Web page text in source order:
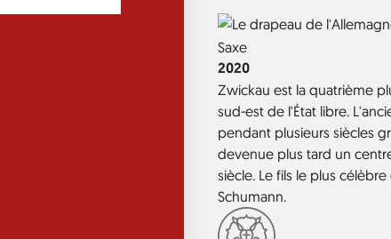
Country
Région
Saxe
Année
2020
Zwickau est la quatrième
sud-est de l'État libre.
pendant plusieurs siècles
devenue plus tard un
siècle. Le fils le plus
Schumann.